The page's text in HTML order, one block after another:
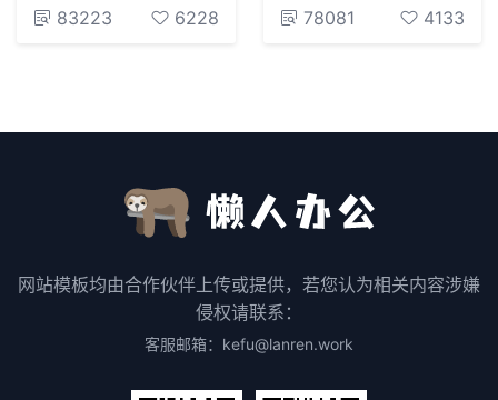
83223 6228 78081 4133
网站模板均由合作伙伴上传或提供，若您认为相关内容涉嫌
侵权请联系：
客服邮箱：kefu@lanren.work